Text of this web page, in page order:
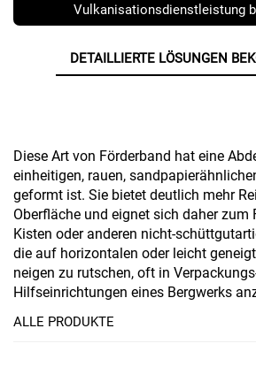
Vulkanisationsdienstleistung
Lebenszyklusmanagement –
eines sicheren und
DETAILLIERTE LÖSUNGEN
Diese Art von Förderband hat eine
einheitigen, rauen,
geformt ist. Sie bietet deutlich mehr
Oberfläche und eignet sich daher zum
Kisten oder anderen nicht-
die auf horizontalen oder leicht
neigen zu rutschen, oft in
Hilfseinrichtungen eines Bergwerks
ALLE PRODUKTE